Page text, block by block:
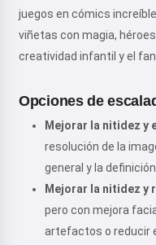
juegos en cómics
viñetas con magia,
creatividad infantil y el fan
Opciones de
Mejorar la nitidez y
resolución de la
general y la
Mejorar la nitidez y
pero con mejora
artefactos o reducir